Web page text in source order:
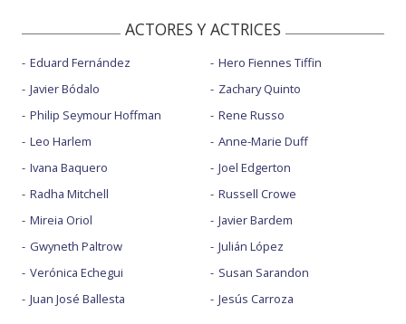
ACTORES Y ACTRICES
Eduard Fernández
Javier Bódalo
Philip Seymour Hoffman
Leo Harlem
Ivana Baquero
Radha Mitchell
Mireia Oriol
Gwyneth Paltrow
Verónica Echegui
Juan José Ballesta
Hero Fiennes Tiffin
Zachary Quinto
Rene Russo
Anne-Marie Duff
Joel Edgerton
Russell Crowe
Javier Bardem
Julián López
Susan Sarandon
Jesús Carroza